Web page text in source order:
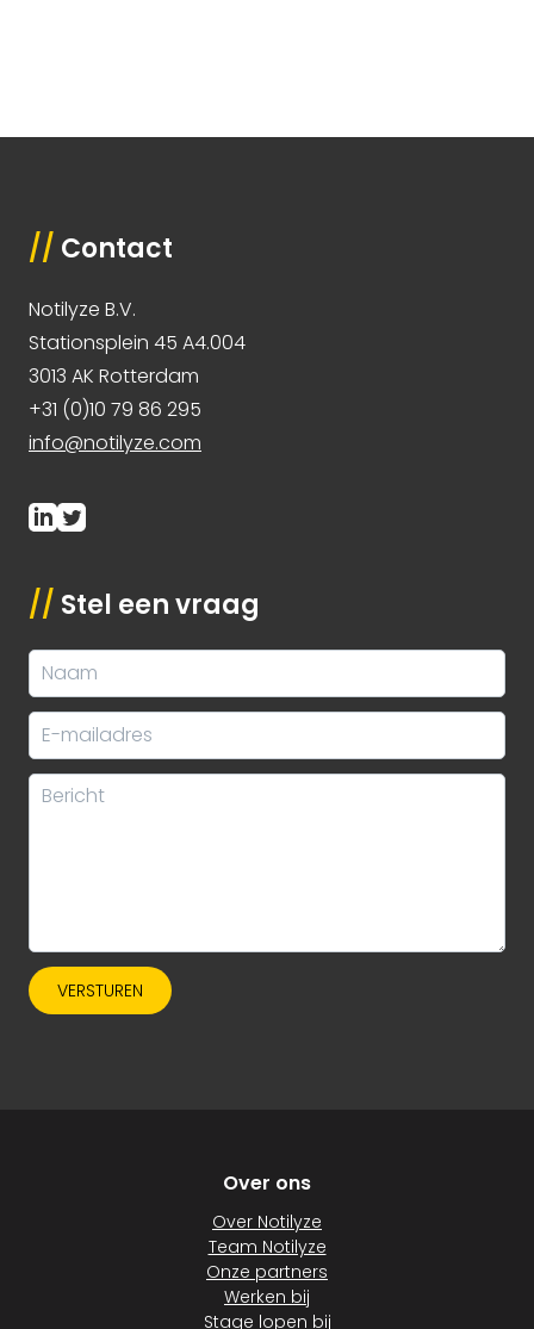
// Contact
Notilyze B.V.
Stationsplein 45 A4.004
3013 AK Rotterdam
+31 (0)10 79 86 295
info@notilyze.com
// Stel een vraag
VERSTUREN
Over ons
Over Notilyze
Team Notilyze
Onze partners
Werken bij
Stage lopen bij